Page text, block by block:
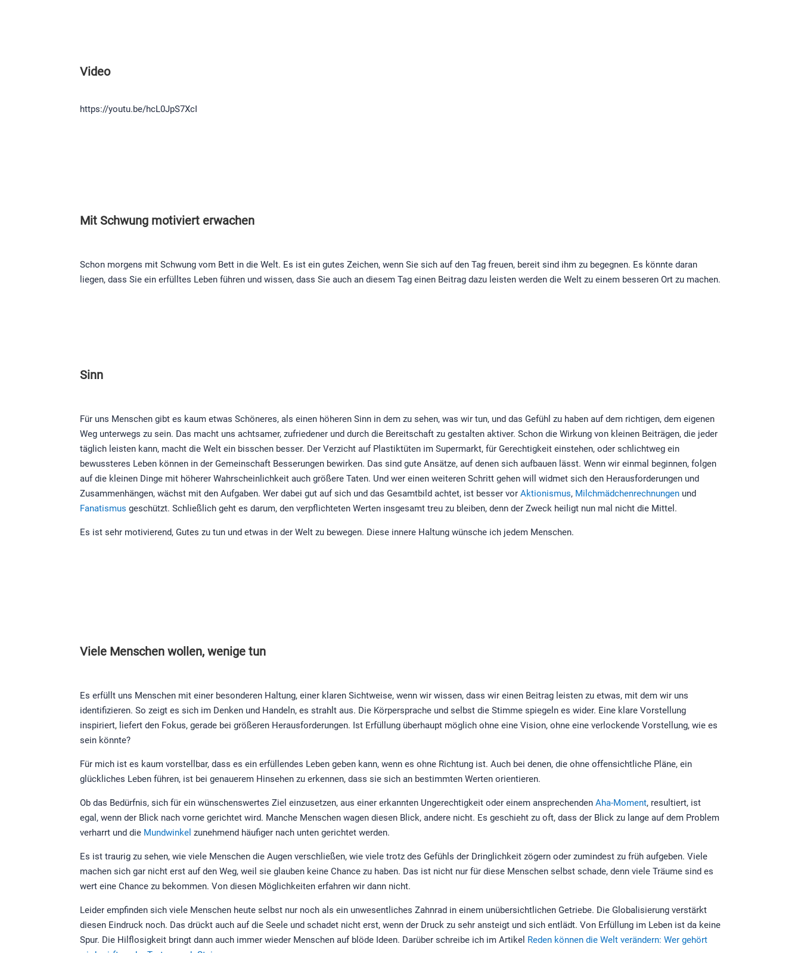
Video
https://youtu.be/hcL0JpS7XcI
Mit Schwung motiviert erwachen
Schon morgens mit Schwung vom Bett in die Welt. Es ist ein gutes Zeichen, wenn Sie sich auf den Tag freuen, bereit sind ihm zu begegnen. Es könnte daran
liegen, dass Sie ein erfülltes Leben führen und wissen, dass Sie auch an diesem Tag einen Beitrag dazu leisten werden die Welt zu einem besseren Ort zu machen.
Sinn
Für uns Menschen gibt es kaum etwas Schöneres, als einen höheren Sinn in dem zu sehen, was wir tun, und das Gefühl zu haben auf dem richtigen, dem eigenen
Weg unterwegs zu sein. Das macht uns achtsamer, zufriedener und durch die Bereitschaft zu gestalten aktiver. Schon die Wirkung von kleinen Beiträgen, die jeder
täglich leisten kann, macht die Welt ein bisschen besser. Der Verzicht auf Plastiktüten im Supermarkt, für Gerechtigkeit einstehen, oder schlichtweg ein
bewussteres Leben können in der Gemeinschaft Besserungen bewirken. Das sind gute Ansätze, auf denen sich aufbauen lässt. Wenn wir einmal beginnen, folgen
auf die kleinen Dinge mit höherer Wahrscheinlichkeit auch größere Taten. Und wer einen weiteren Schritt gehen will widmet sich den Herausforderungen und
Zusammenhängen, wächst mit den Aufgaben. Wer dabei gut auf sich und das Gesamtbild achtet, ist besser vorAktionismus, Milchmädchenrechnungen und
Fanatismus geschützt. Schließlich geht es darum, den verpflichteten Werten insgesamt treu zu bleiben, denn der Zweck heiligt nun mal nicht die Mittel.
Es ist sehr motivierend, Gutes zu tun und etwas in der Welt zu bewegen. Diese innere Haltung wünsche ich jedem Menschen.
Viele Menschen wollen, wenige tun
Es erfüllt uns Menschen mit einer besonderen Haltung, einer klaren Sichtweise, wenn wir wissen, dass wir einen Beitrag leisten zu etwas, mit dem wir uns
identifizieren. So zeigt es sich im Denken und Handeln, es strahlt aus. Die Körpersprache und selbst die Stimme spiegeln es wider. Eine klare Vorstellung
inspiriert, liefert den Fokus, gerade bei größeren Herausforderungen. Ist Erfüllung überhaupt möglich ohne eine Vision, ohne eine verlockende Vorstellung, wie es
sein könnte?
Für mich ist es kaum vorstellbar, dass es ein erfüllendes Leben geben kann, wenn es ohne Richtung ist. Auch bei denen, die ohne offensichtliche Pläne, ein
glückliches Leben führen, ist bei genauerem Hinsehen zu erkennen, dass sie sich an bestimmten Werten orientieren.
Ob das Bedürfnis, sich für ein wünschenswertes Ziel einzusetzen, aus einer erkannten Ungerechtigkeit oder einem ansprechendenAha-Moment, resultiert, ist
egal, wenn der Blick nach vorne gerichtet wird. Manche Menschen wagen diesen Blick, andere nicht. Es geschieht zu oft, dass der Blick zu lange auf dem Problem
verharrt und die Mundwinkel zunehmend häufiger nach unten gerichtet werden.
Es ist traurig zu sehen, wie viele Menschen die Augen verschließen, wie viele trotz des Gefühls der Dringlichkeit zögern oder zumindest zu früh aufgeben. Viele
machen sich gar nicht erst auf den Weg, weil sie glauben keine Chance zu haben. Das ist nicht nur für diese Menschen selbst schade, denn viele Träume sind es
wert eine Chance zu bekommen. Von diesen Möglichkeiten erfahren wir dann nicht.
Leider empfinden sich viele Menschen heute selbst nur noch als ein unwesentliches Zahnrad in einem unübersichtlichen Getriebe. Die Globalisierung verstärkt
diesen Eindruck noch. Das drückt auch auf die Seele und schadet nicht erst, wenn der Druck zu sehr ansteigt und sich entlädt. Von Erfüllung im Leben ist da keine
Spur. Die Hilflosigkeit bringt dann auch immer wieder Menschen auf blöde Ideen. Darüber schreibe ich im Artikel Reden können die Welt verändern: Wer gehört